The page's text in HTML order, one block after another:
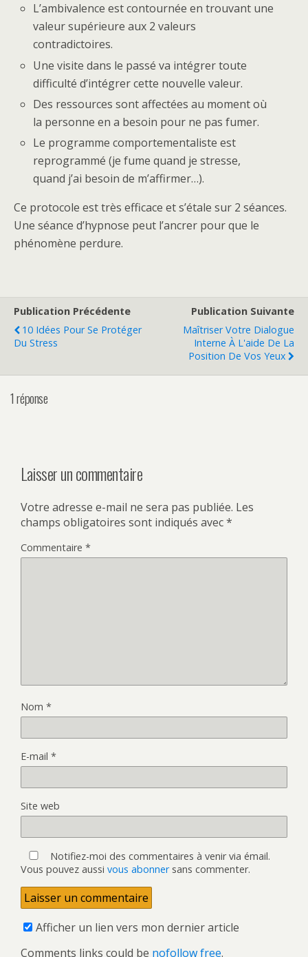
L’ambivalence est contournée en trouvant une
valeur supérieure aux 2 valeurs
contradictoires.
Une visite dans le passé va intégrer toute
difficulté d’intégrer cette nouvelle valeur.
Des ressources sont affectées au moment où
la personne en a besoin pour ne pas fumer.
Le programme comportementaliste est
reprogrammé (je fume quand je stresse,
quand j’ai besoin de m’affirmer…).
Ce protocole est très efficace et s’étale sur 2 séances.
Une séance d’hypnose peut l’ancrer pour que le
phénomène perdure.
Publication Précédente
10 Idées Pour Se Protéger
Du Stress
Publication Suivante
Maîtriser Votre Dialogue
Interne À L'aide De La
Position De Vos Yeux
1 réponse
Laisser un commentaire
Votre adresse e-mail ne sera pas publiée. Les
champs obligatoires sont indiqués avec*
Commentaire *
Nom *
E-mail *
Site web
Notifiez-moi des commentaires à venir via émail.
Vous pouvez aussi vous abonnersans commenter.
Afficher un lien vers mon dernier article
Comments links could be nofollow free.